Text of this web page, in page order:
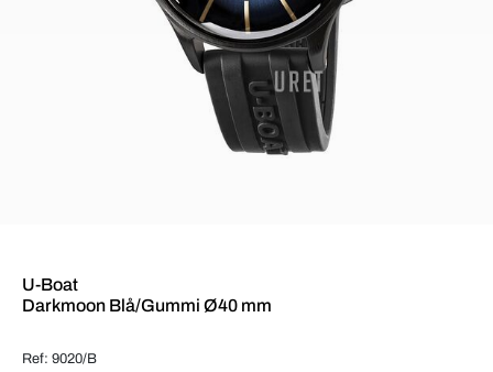
U-Boat
Darkmoon Blå/Gummi Ø40 mm
Ref: 9020/B